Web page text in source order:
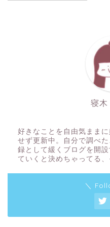
寝木
好きなことを自由気まま
せず更新中。自分で調べ
録として緩くブログを開
ていくと決めちゃってる
＼